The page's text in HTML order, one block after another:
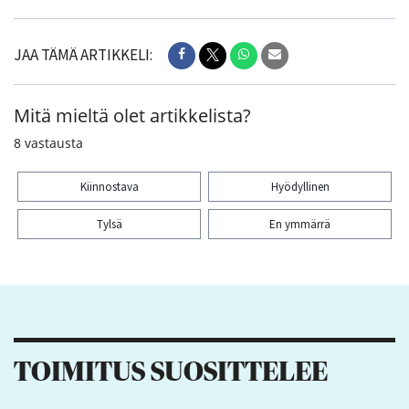
JAA TÄMÄ ARTIKKELI:
Mitä mieltä olet artikkelista?
8 vastausta
Kiinnostava Hyödyllinen
Tylsä En ymmärrä
TOIMITUS SUOSITTELEE